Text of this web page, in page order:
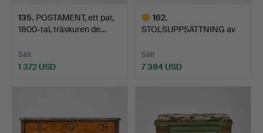
135. POSTAMENT, ett par,
1800-tal, träskuren de…
Sålt
1 372 USD
162.
STOLSUPPSÄTTNING av
s…
Sålt
7 384 USD